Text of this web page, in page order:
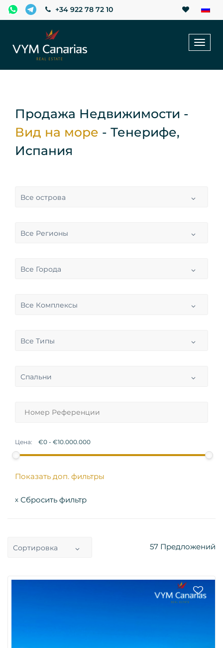
+34 922 78 72 10
Продажа Недвижимости -
Вид на море - Тенерифе,
Испания
Все острова
Все Регионы
Все Города
Все Комплексы
Все Типы
Спальни
Цена:
Показать доп. фильтры
x Сбросить фильтр
Сортировка 57 Предложений